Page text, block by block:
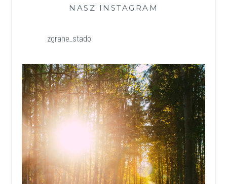
NASZ INSTAGRAM
zgrane_stado